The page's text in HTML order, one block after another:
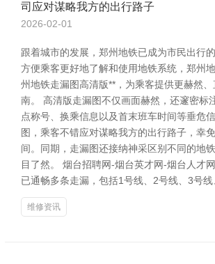
司应对谋略我方的出行路子
2026-02-01
跟着城市的发展，郑州地铁已成为市民出行
方便乘客更好地了解和使用地铁系统，郑州
州地铁走漏图高清版**，为乘客提供更赫然
南。 高清版走漏图不仅画面赫然，还邃密标
点称号、换乘信息以及首末班车时间等垂危
图，乘客不错应对谋略我方的出行路子，幸
间。同期，走漏图还接纳神采区别不同的地
目了然。 烟台招聘网-烟台英才网-烟台人才
已通畅多条走漏，包括1号线、2号线、3号线
维修资讯